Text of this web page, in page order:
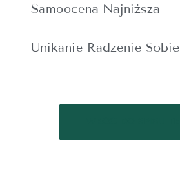
Samoocena Najniższa
Unikanie Radzenie Sobie